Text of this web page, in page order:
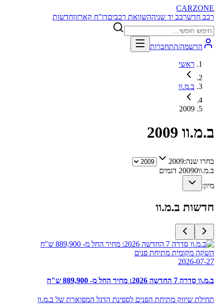
CARZONE
רכב חדשרכב יד שניההשוואת רכביםדו"ח קארזוןחדשות
הרשמה/התחברות
ראשי
ב.מ.וו
2009
ב.מ.וו 2009
בחרו שנה:2009
ב.מ.וו 20090
דגמים
מיון:
חדשות ב.מ.וו
השקה מקומית מתיחת פנים
2026-07-27
ב.מ.וו סדרה 7 החדשה 2026: מחיר החל מ- 889,900 ש"ח
תחילת שיווק מתיחת הפנים לספינת הדגל המפוארת של ב.מ.וו